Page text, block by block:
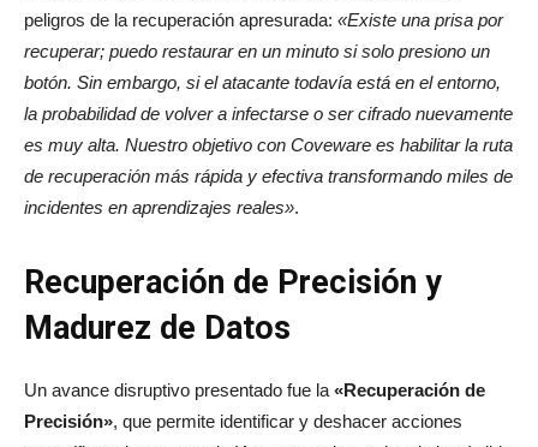
peligros de la recuperación apresurada: «Existe una prisa por
recuperar; puedo restaurar en un minuto si solo presiono un
botón. Sin embargo, si el atacante todavía está en el entorno,
la probabilidad de volver a infectarse o ser cifrado nuevamente
es muy alta. Nuestro objetivo con Coveware es habilitar la ruta
de recuperación más rápida y efectiva transformando miles de
incidentes en aprendizajes reales».
Recuperación de Precisión y
Madurez de Datos
Un avance disruptivo presentado fue la «Recuperación de
Precisión», que permite identificar y deshacer acciones